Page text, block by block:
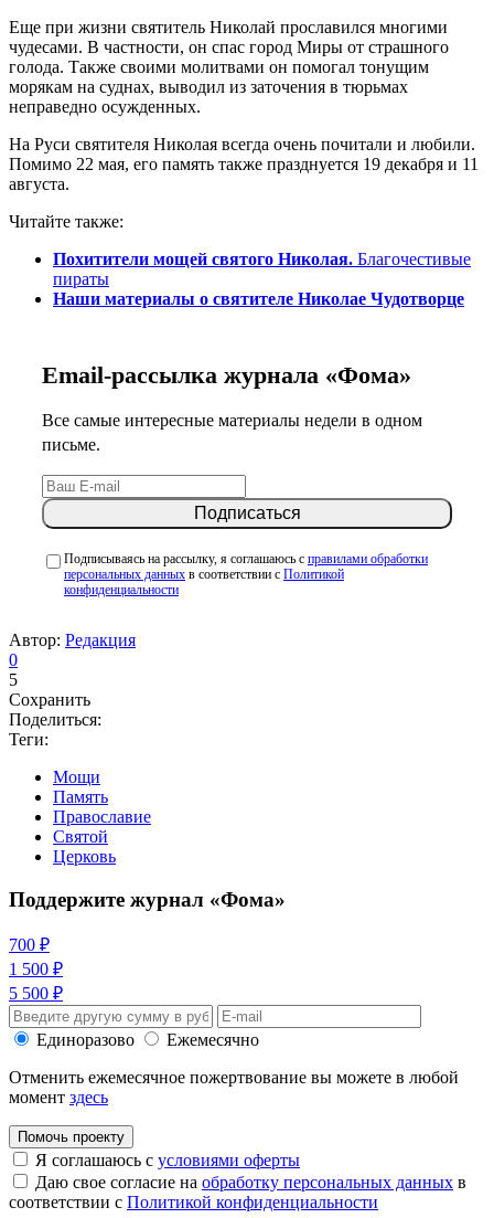
Еще при жизни святитель Николай прославился многими
чудесами. В частности, он спас город Миры от страшного
голода. Также своими молитвами он помогал тонущим
морякам на суднах, выводил из заточения в тюрьмах
неправедно осужденных.
На Руси святителя Николая всегда очень почитали и любили.
Помимо 22 мая, его память также празднуется 19 декабря и 11
августа.
Читайте также:
Похитители мощей святого Николая. Благочестивые
пираты
Наши материалы о святителе Николае Чудотворце
Email-рассылка журнала «Фома»
Все самые интересные материалы недели в одном
письме.
Подписываясь на рассылку, я соглашаюсь с правилами обработки
персональных данных в соответствии с Политикой
конфиденциальности
Автор: Редакция
0
5
Сохранить
Поделиться:
Теги:
Мощи
Память
Православие
Святой
Церковь
Поддержите журнал «Фома»
700 ₽
1 500 ₽
5 500 ₽
Единоразово
Ежемесячно
Отменить ежемесячное пожертвование вы можете в любой
момент здесь
Помочь проекту
Я соглашаюсь с условиями оферты
Даю свое согласие на обработку персональных данных в
соответствии с Политикой конфиденциальности